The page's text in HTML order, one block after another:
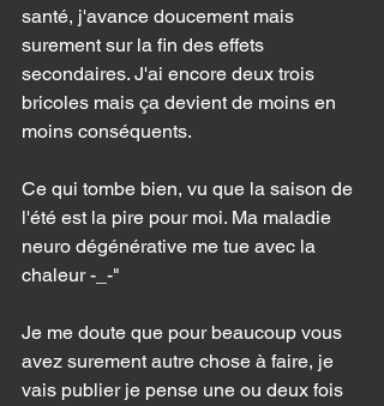
santé, j'avance doucement mais
surement sur la fin des effets
secondaires. J'ai encore deux trois
bricoles mais ça devient de moins en
moins conséquents.
Ce qui tombe bien, vu que la saison de
l'été est la pire pour moi. Ma maladie
neuro dégénérative me tue avec la
chaleur -_-"
Je me doute que pour beaucoup vous
avez surement autre chose à faire, je
vais publier je pense une ou deux fois